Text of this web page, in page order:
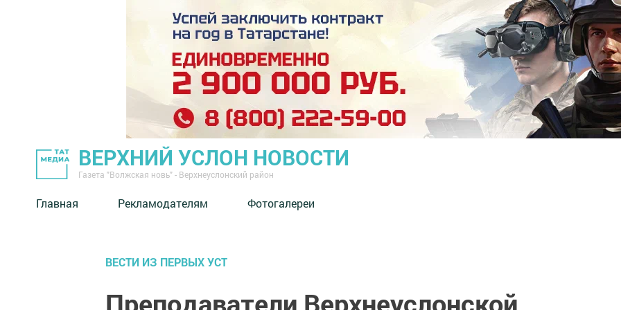
ВЕРХНИЙ УСЛОН НОВОСТИ
Газета "Волжская новь" - Верхнеуслонский район
Главная Рекламодателям Фотогалереи
ВЕСТИ ИЗ ПЕРВЫХ УСТ
Преподаватели Верхнеуслонской